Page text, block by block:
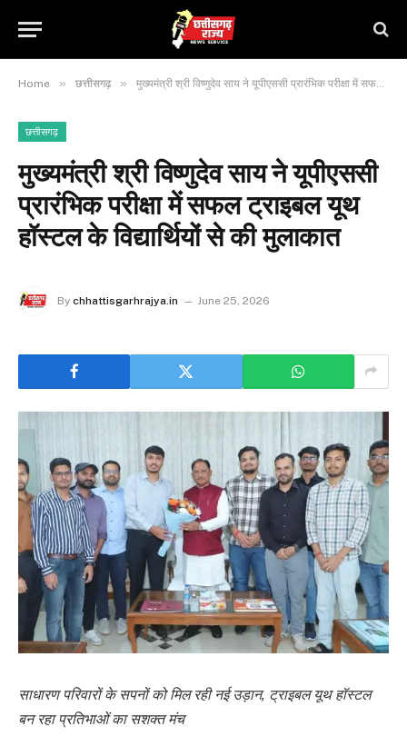
Home » छत्तीसगढ़ » मुख्यमंत्री श्री विष्णुदेव साय ने यूपीएससी प्रारंभिक परीक्षा में सफल ट्राइबल यूथ हॉस्टल के विद्यार्थियों से की मुलाकात
छत्तीसगढ़
मुख्यमंत्री श्री विष्णुदेव साय ने यूपीएससी
प्रारंभिक परीक्षा में सफल ट्राइबल यूथ
हॉस्टल के विद्यार्थियों से की मुलाकात
By chhattisgarhrajya.in June 25, 2026
साधारण परिवारों के सपनों को मिल रही नई उड़ान, ट्राइबल यूथ हॉस्टल
बन रहा प्रतिभाओं का सशक्त मंच